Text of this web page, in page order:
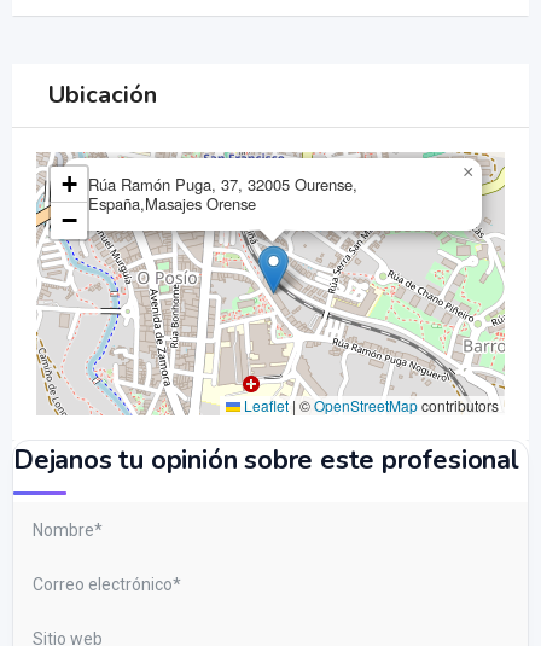
Ubicación
Rúa Ramón Puga, 37, 32005 Ourense,
España,Masajes Orense
×
+
−
Leaflet | ©OpenStreetMapcontributors
Dejanos tu opinión sobre este profesional